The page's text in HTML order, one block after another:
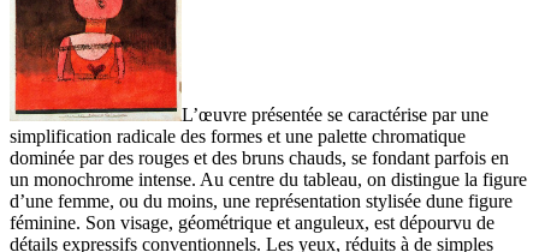
L’œuvre présentée se caractérise par une
simplification radicale des formes et une palette chromatique
dominée par des rouges et des bruns chauds, se fondant parfois en
un monochrome intense. Au centre du tableau, on distingue la figure
d’une femme, ou du moins, une représentation stylisée dune figure
féminine. Son visage, géométrique et anguleux, est dépourvu de
détails expressifs conventionnels. Les yeux, réduits à de simples